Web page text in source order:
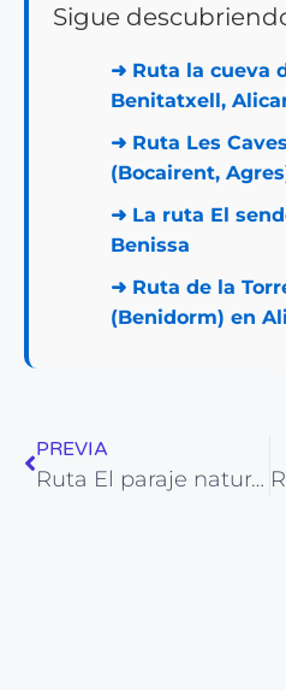
Sigue
➜ Ruta la cueva
Benitatxell,
➜ Ruta Les
(Bocairent,
➜ La ruta El
Benissa
➜ Ruta de la
(Benidorm) en
PREVIA
Ruta El paraje natural de Agua Marina de Orihuela en Alicante